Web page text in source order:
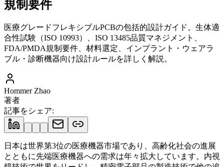
規制要件
医療グレードフレキシブルPCBの包括的設計ガイド。生体適
合性試験（ISO 10993）、ISO 13485品質マネジメント、
FDA/PMDA規制要件、材料選定、インプラント・ウェアラ
ブル・診断機器向け設計ルールを詳しく解説。
Hommer Zhao
著者
記事をシェア:
日本は世界第3位の医療機器市場であり、高齢化社会の進展
とともに先端医療機器への需求は年々拡大しています。内視